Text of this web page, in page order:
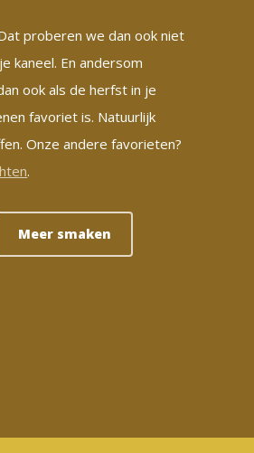
proberen we dan ook niet
kaneel. En andersom
ook als de herfst in je
favoriet is. Natuurlijk
Onze andere favorieten?
.
Meer smaken